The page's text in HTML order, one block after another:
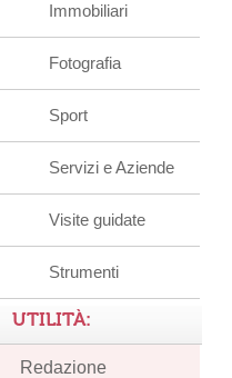
Immobiliari
Fotografia
Sport
Servizi e Aziende
Visite guidate
Strumenti
UTILITÀ:
Redazione